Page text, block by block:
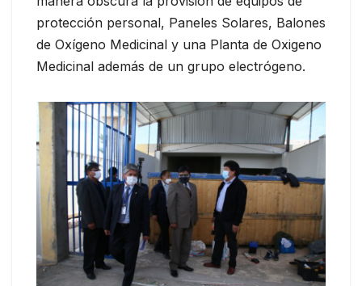
protección personal, Paneles Solares, Balones
de Oxígeno Medicinal y una Planta de Oxigeno
Medicinal además de un grupo electrógeno.